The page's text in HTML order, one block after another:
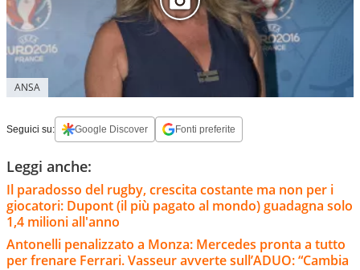
ANSA
Seguici su: Google Discover Fonti preferite
Leggi anche:
Il paradosso del rugby, crescita costante ma non per i
giocatori: Dupont (il più pagato al mondo) guadagna solo
1,4 milioni all'anno
Antonelli penalizzato a Monza: Mercedes pronta a tutto
per frenare Ferrari. Vasseur avverte sull’ADUO: “Cambia